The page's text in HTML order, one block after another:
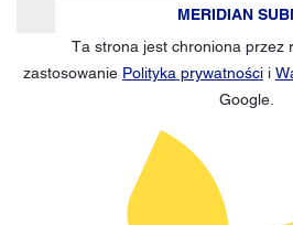
MERIDIAN
Ta strona jest chroniona przez
zastosowanie Polityka prywatności i
Google.